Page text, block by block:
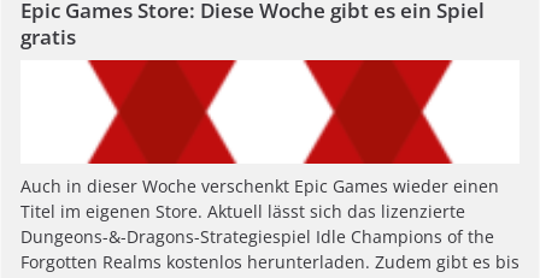
Epic Games Store: Diese Woche gibt es ein Spiel
gratis
Auch in dieser Woche verschenkt Epic Games wieder einen
Titel im eigenen Store. Aktuell lässt sich das lizenzierte
Dungeons-&-Dragons-Strategiespiel Idle Champions of the
Forgotten Realms kostenlos herunterladen. Zudem gibt es bis